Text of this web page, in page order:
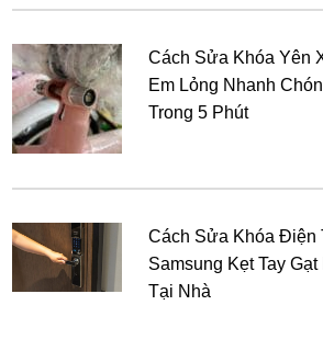
Cách Sửa Khóa Yên
Em Lỏng Nhanh
Trong 5 Phút
Cách Sửa Khóa Điện
Samsung Kẹt Tay Gạt
Tại Nhà